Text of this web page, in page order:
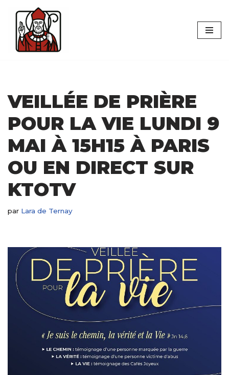
Aller
contenu
VEILLÉE DE PRIÈRE
POUR LA VIE LUNDI 9
MAI À 15H15 À PARIS
OU EN DIRECT SUR
KTOTV
par Lara de Ternay